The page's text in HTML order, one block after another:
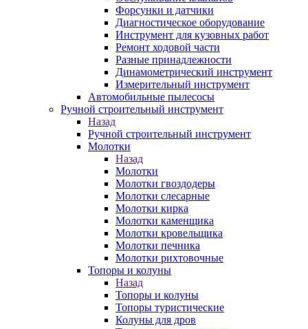
Форсунки и датчики
Диагностическое оборудование
Инструмент для кузовных работ
Ремонт ходовой части
Разные принадлежности
Динамометрический инструмент
Измерительный инструмент
Автомобильные пылесосы
Ручной строительный инструмент
Назад
Ручной строительный инструмент
Молотки
Назад
Молотки
Молотки гвоздодеры
Молотки слесарные
Молотки кирка
Молотки каменщика
Молотки кровельщика
Молотки печника
Молотки рихтовочные
Топоры и колуны
Назад
Топоры и колуны
Топоры туристические
Колуны для дров